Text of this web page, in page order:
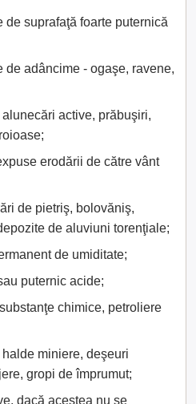
de suprafaţă foarte puternică
de adâncime - ogaşe, ravene,
active, prăbuşiri,
erodării de către vânt
de pietriş, bolovăniş,
de aluviuni torenţiale;
de umiditate;
puternic acide;
chimice, petroliere
miniere, deşeuri
gropi de împrumut;
dacă acestea nu se